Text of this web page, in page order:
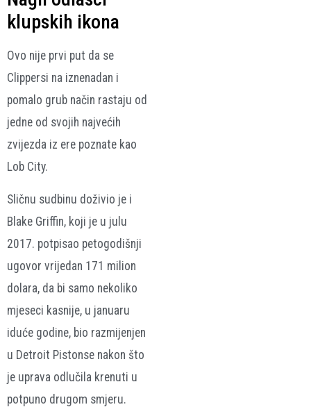
klupskih ikona
Ovo nije prvi put da se
Clippersi na iznenadan i
pomalo grub način rastaju od
jedne od svojih najvećih
zvijezda iz ere poznate kao
Lob City.
Sličnu sudbinu doživio je i
Blake Griffin, koji je u julu
2017. potpisao petogodišnji
ugovor vrijedan 171 milion
dolara, da bi samo nekoliko
mjeseci kasnije, u januaru
iduće godine, bio razmijenjen
u Detroit Pistonse nakon što
je uprava odlučila krenuti u
potpuno drugom smjeru.